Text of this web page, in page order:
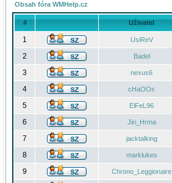
Obsah fóra WMHelp.cz
# Uživatel
1 UsiReV
2 Badel
3 nexus6
4 cHaOOs
5 EiFeL96
6
Jiri_Hrma
7 jacktalking
8 marklukes
9 Chrono_Leggionaire